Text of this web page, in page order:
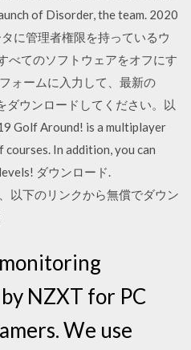
of Disorder, the team. 2020
に管理者権限を持っているウ
べてのソフトウェアをオフにす
ォームに入力して、最新の
ダウンロードしてください。以
Golf Around! is a multiplayer
In addition, you can
ダウンロード.
以下のリンクから無償でダウン
NZXT for PC
We use